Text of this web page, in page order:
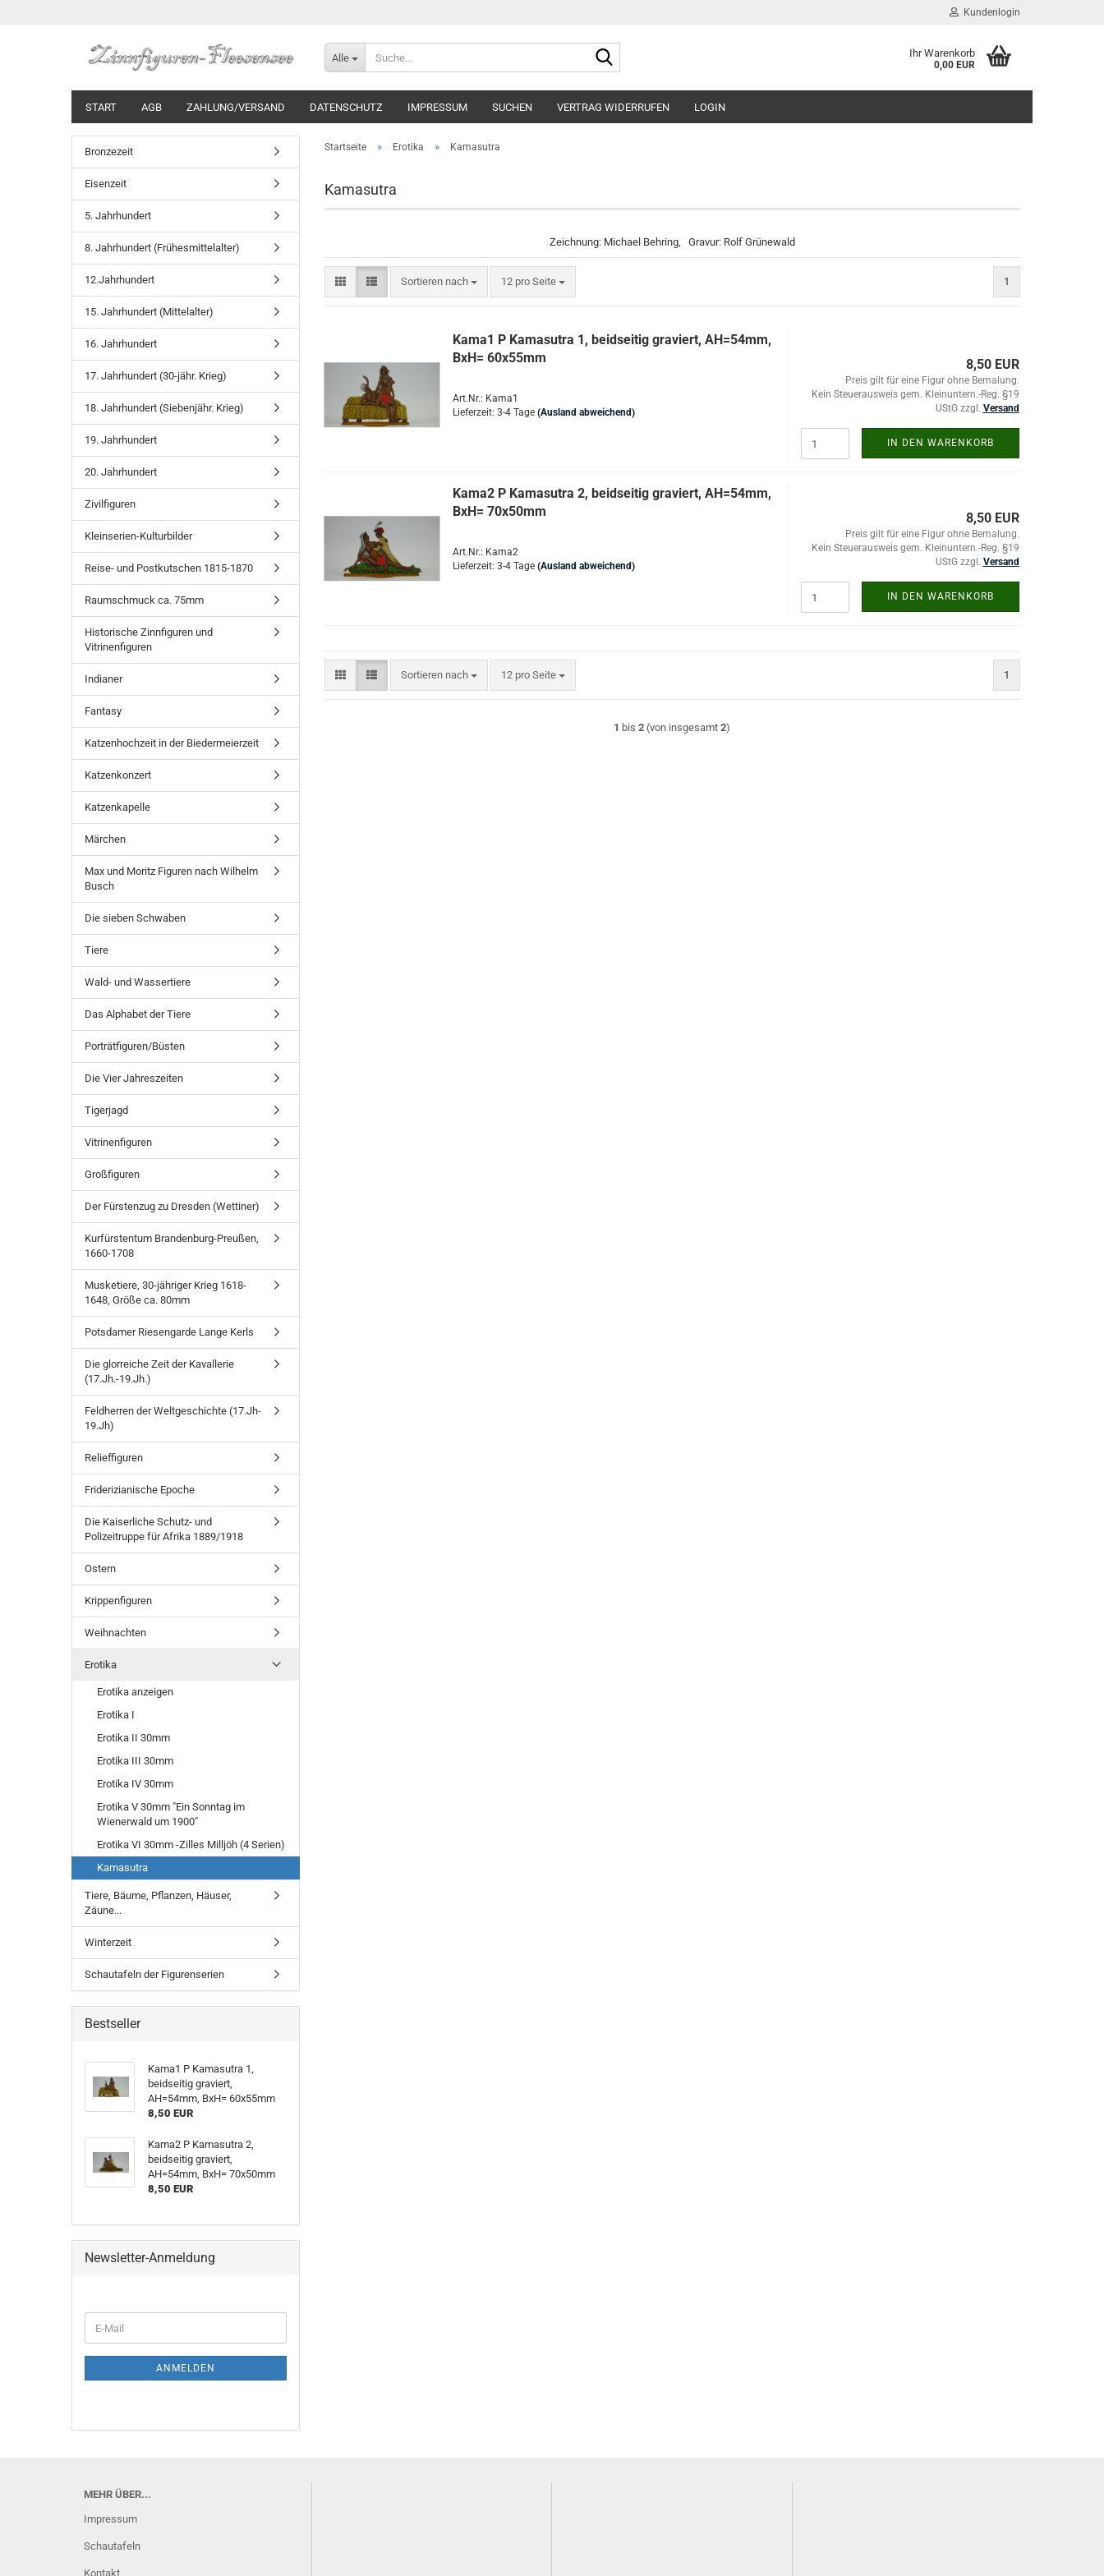
Kundenlogin
Konto erstellen
Passwort vergessen?
Alle Ihr Warenkorb
0,00 EUR
START AGB ZAHLUNG/VERSAND DATENSCHUTZ IMPRESSUM SUCHEN VERTRAG WIDERRUFEN LOGIN
Startseite » Erotika » Kamasutra
Kamasutra
Zeichnung: Michael Behring, Gravur: Rolf Grünewald
Sortieren nach
Sortieren nach 12 pro Seite
pro Seite 1
Kama1 P Kamasutra 1, beidseitig graviert, AH=54mm,
BxH= 60x55mm
Art.Nr.: Kama1
Lieferzeit: 3-4 Tage (Ausland abweichend)
8,50 EUR
Preis gilt für eine Figur ohne Bemalung.
Kein Steuerausweis gem. Kleinuntern.-Reg. §19
UStG zzgl. Versand
IN DEN WARENKORB
Kama2 P Kamasutra 2, beidseitig graviert, AH=54mm,
BxH= 70x50mm
Art.Nr.: Kama2
Lieferzeit: 3-4 Tage (Ausland abweichend)
8,50 EUR
Preis gilt für eine Figur ohne Bemalung.
Kein Steuerausweis gem. Kleinuntern.-Reg. §19
UStG zzgl. Versand
IN DEN WARENKORB
Sortieren nach
Sortieren nach 12 pro Seite
pro Seite 1
1 bis2 (von insgesamt2)
Bronzezeit
Eisenzeit
5. Jahrhundert
8. Jahrhundert (Frühesmittelalter)
12.Jahrhundert
15. Jahrhundert (Mittelalter)
16. Jahrhundert
17. Jahrhundert (30-jähr. Krieg)
18. Jahrhundert (Siebenjähr. Krieg)
19. Jahrhundert
20. Jahrhundert
Zivilfiguren
Kleinserien-Kulturbilder
Reise- und Postkutschen 1815-1870
Raumschmuck ca. 75mm
Historische Zinnfiguren und
Vitrinenfiguren
Indianer
Fantasy
Katzenhochzeit in der Biedermeierzeit
Katzenkonzert
Katzenkapelle
Märchen
Max und Moritz Figuren nach Wilhelm
Busch
Die sieben Schwaben
Tiere
Wald- und Wassertiere
Das Alphabet der Tiere
Porträtfiguren/Büsten
Die Vier Jahreszeiten
Tigerjagd
Vitrinenfiguren
Großfiguren
Der Fürstenzug zu Dresden (Wettiner)
Kurfürstentum Brandenburg-Preußen,
1660-1708
Musketiere, 30-jähriger Krieg 1618-
1648, Größe ca. 80mm
Potsdamer Riesengarde Lange Kerls
Die glorreiche Zeit der Kavallerie
(17.Jh.-19.Jh.)
Feldherren der Weltgeschichte (17.Jh-
19.Jh)
Relieffiguren
Friderizianische Epoche
Die Kaiserliche Schutz- und
Polizeitruppe für Afrika 1889/1918
Ostern
Krippenfiguren
Weihnachten
Erotika
Erotika anzeigen
Erotika I
Erotika II 30mm
Erotika III 30mm
Erotika IV 30mm
Erotika V 30mm "Ein Sonntag im
Wienerwald um 1900"
Erotika VI 30mm -Zilles Milljöh (4 Serien)
Kamasutra
Tiere, Bäume, Pflanzen, Häuser,
Zäune...
Winterzeit
Schautafeln der Figurenserien
Bestseller
Kama1 P Kamasutra 1,
beidseitig graviert,
AH=54mm, BxH= 60x55mm
8,50 EUR
Kama2 P Kamasutra 2,
beidseitig graviert,
AH=54mm, BxH= 70x50mm
8,50 EUR
Newsletter-Anmeldung
E-
Mail
ANMELDEN
MEHR ÜBER...
Impressum
Schautafeln
Kontakt